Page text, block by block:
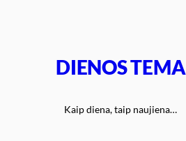
DIENOS TEMA
Kaip diena, taip naujiena…